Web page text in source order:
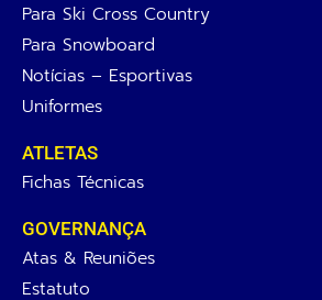
Para Ski Cross Country
Para Snowboard
Notícias – Esportivas
Uniformes
ATLETAS
Fichas Técnicas
GOVERNANÇA
Atas & Reuniões
Estatuto